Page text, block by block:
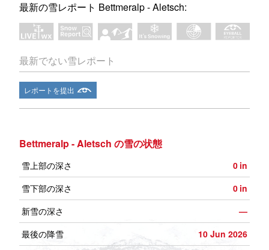
最新の雪レポート Bettmeralp - Aletsch:
最新でない雪レポート
レポートを提出
Bettmeralp - Aletsch の雪の状態
雪上部の深さ 0 in
雪下部の深さ
0 in
新雪の深さ
—
最後の降雪
10 Jun 2026